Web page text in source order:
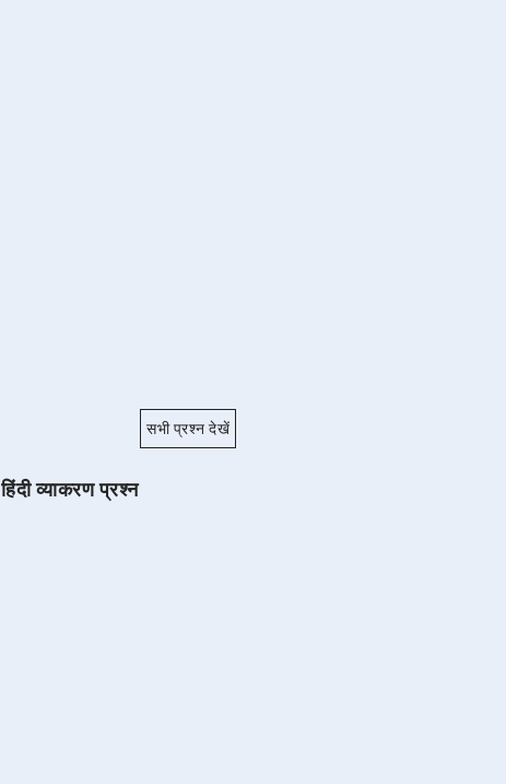
सभी प्रश्न देखें
हिंदी व्याकरण प्रश्न